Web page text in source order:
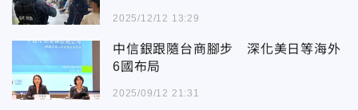
2025/12/12 13:29
中信銀跟隨台商腳步 深化美日等海外
6國布局
2025/09/12 21:31